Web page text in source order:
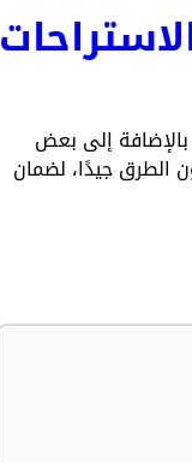
إلى بعض
الطرق جيدًا، لضمان